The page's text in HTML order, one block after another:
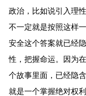
政治，比如说引入理
不一定就是按照这样
安全这个答案就已经
性，把握命运。因为
个故事里面，已经隐
就是一个掌握绝对权